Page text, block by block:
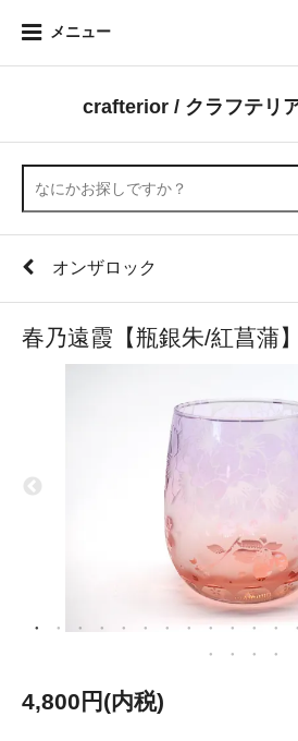
メニュー
crafterior / クラフテリ
オンザロック
春乃遠霞【瓶銀朱/紅菖蒲】
4,800円(内税)